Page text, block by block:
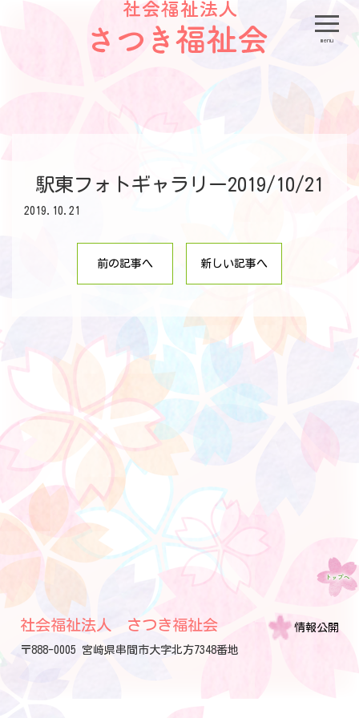
menu
駅東フォトギャラリー2019/10/21
2019.10.21
前の記事へ 新しい記事へ
社会福祉法人 さつき福祉会
〒888-0005 宮崎県串間市大字北方7348番地
情報公開